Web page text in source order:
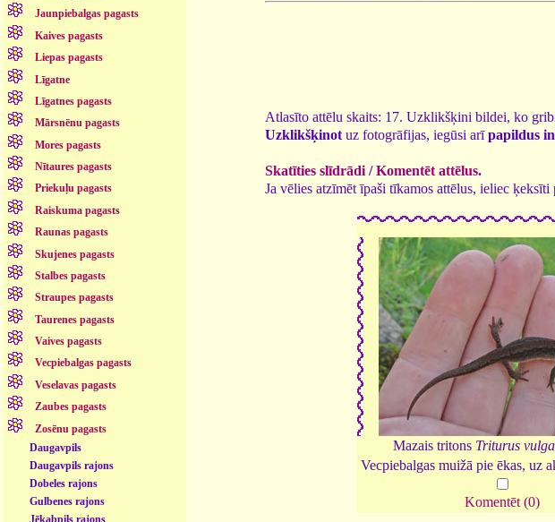
Jaunpiebalgas pagasts
Kaives pagasts
Liepas pagasts
Līgatne
Līgatnes pagasts
Mārsnēnu pagasts
Mores pagasts
Nītaures pagasts
Priekuļu pagasts
Raiskuma pagasts
Raunas pagasts
Skujenes pagasts
Stalbes pagasts
Straupes pagasts
Taurenes pagasts
Vaives pagasts
Vecpiebalgas pagasts
Veselavas pagasts
Zaubes pagasts
Zosēnu pagasts
Daugavpils
Daugavpils rajons
Dobeles rajons
Gulbenes rajons
Jēkabpils rajons
Atlasīto attēlu skaits: 17. Uzklikšķini bildei, ko
Uzklikšķinot uz fotogrāfijas, iegūsi arīpapildus
Skatīties slīdrādi /Komentēt attēlus.
Ja vēlies atzīmēt īpaši tīkamos attēlus, ieliec
Mazais tritons Triturus
Vecpiebalgas muižā pie ēkas, uz
Komentēt (0)